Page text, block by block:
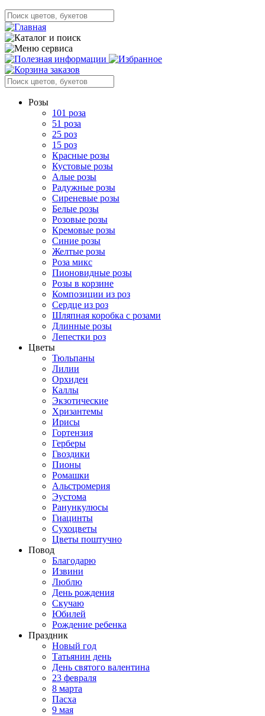
Розы
101 роза
51 роза
25 роз
15 роз
Красные розы
Кустовые розы
Алые розы
Радужные розы
Сиреневые розы
Белые розы
Розовые розы
Кремовые розы
Синие розы
Желтые розы
Роза микс
Пионовидные розы
Розы в корзине
Композиции из роз
Сердце из роз
Шляпная коробка с розами
Длинные розы
Лепестки роз
Цветы
Тюльпаны
Лилии
Орхидеи
Каллы
Экзотические
Хризантемы
Ирисы
Гортензия
Герберы
Гвоздики
Пионы
Ромашки
Альстромерия
Эустома
Ранункулюсы
Гиацинты
Сухоцветы
Цветы поштучно
Повод
Благодарю
Извини
Люблю
День рождения
Скучаю
Юбилей
Рождение ребенка
Праздник
Новый год
Татьянин день
День святого валентина
23 февраля
8 марта
Пасха
9 мая